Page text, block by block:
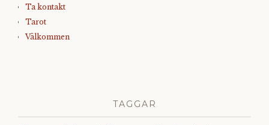
Ta kontakt
Tarot
Välkommen
TAGGAR